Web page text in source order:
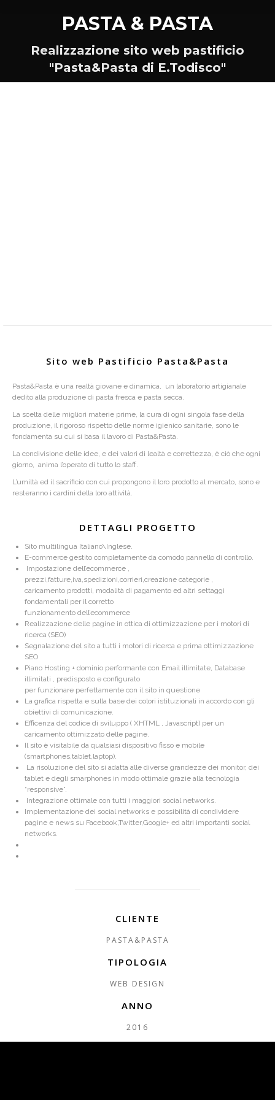
PASTA & PASTA
Realizzazione sito web pastificio
"Pasta&Pasta di E.Todisco"
Tu sei qui:
Sito web Pastificio Pasta&Pasta
Pasta&Pasta è una realtà giovane e dinamica, un laboratorio artigianale
dedito alla produzione di pasta fresca e pasta secca.
La scelta delle migliori materie prime, la cura di ogni singola fase della
produzione, il rigoroso rispetto delle norme igienico sanitarie, sono le
fondamenta su cui si basa il lavoro di Pasta&Pasta.
La condivisione delle idee, e dei valori di lealtà e correttezza, è ciò che ogni
giorno, anima l’operato di tutto lo staff.
L’umiltà ed il sacrificio con cui propongono il loro prodotto al mercato, sono e
resteranno i cardini della loro attività.
DETTAGLI PROGETTO
Sito multilingua Italiano\Inglese.
E-commerce gestito completamente da comodo pannello di controllo.
Impostazione dell’ecommerce ,
prezzi,fatture,iva,spedizioni,corrieri,creazione categorie ,
caricamento prodotti, modalità di pagamento ed altri settaggi
fondamentali per il corretto
funzionamento dell’ecommerce
Realizzazione delle pagine in ottica di ottimizzazione per i motori di
ricerca (SEO)
Segnalazione del sito a tutti i motori di ricerca e prima ottimizzazione
SEO
Piano Hosting + dominio performante con Email illimitate, Database
illimitati , predisposto e configurato
per funzionare perfettamente con il sito in questione
La grafica rispetta e sulla base dei colori istituzionali in accordo con gli
obiettivi di comunicazione.
Efficenza del codice di sviluppo ( XHTML , Javascript) per un
caricamento ottimizzato delle pagine.
Il sito è visitabile da qualsiasi dispositivo fisso e mobile
(smartphones,tablet,laptop).
La risoluzione del sito si adatta alle diverse grandezze dei monitor, dei
tablet e degli smarphones in modo ottimale grazie alla tecnologia
“responsive”.
Integrazione ottimale con tutti i maggiori social networks.
Implementazione dei social networks e possibilità di condividere
pagine e news su Facebook,Twitter,Google+ ed altri importanti social
networks.
CLIENTE
PASTA&PASTA
TIPOLOGIA
WEB DESIGN
ANNO
2016